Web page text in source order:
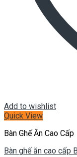
Add to wishlist
Quick View
Bàn Ghế Ăn Cao Cấp
Bàn ghế ăn cao cấp